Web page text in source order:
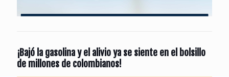
¡Bajó la gasolina y el alivio ya se siente en el bolsillo
de millones de colombianos!